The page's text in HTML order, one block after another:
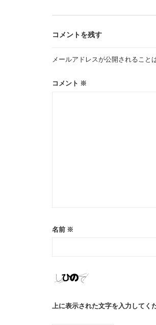
ゲ
ー
コメントを残す
メールアドレスが公開されること
コメント ※
名前 ※
上に表示された文字を入力してく